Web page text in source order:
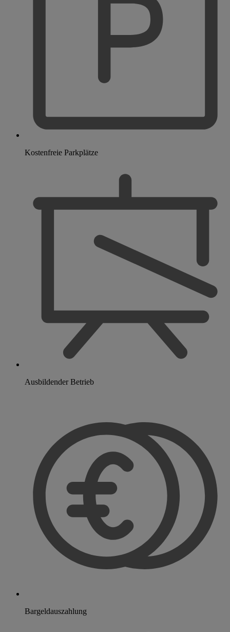
Kostenfreie Parkplätze
Ausbildender Betrieb
Bargeldauszahlung